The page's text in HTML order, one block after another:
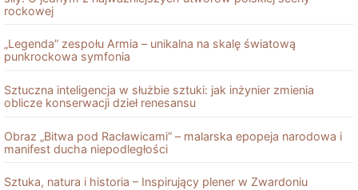
rockowej
„Legenda” zespołu Armia – unikalna na skalę światową
punkrockowa symfonia
Sztuczna inteligencja w służbie sztuki: jak inżynier zmienia
oblicze konserwacji dzieł renesansu
Obraz „Bitwa pod Racławicami” – malarska epopeja narodowa i
manifest ducha niepodległości
Sztuka, natura i historia – Inspirujący plener w Zwardoniu